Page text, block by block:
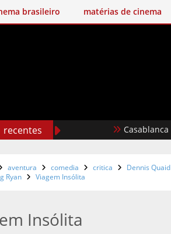
brasileiro matérias de cinema
recentes Casablanca
aventura comedia critica Dennis Quaid
Ryan Viagem Insólita
Insólita